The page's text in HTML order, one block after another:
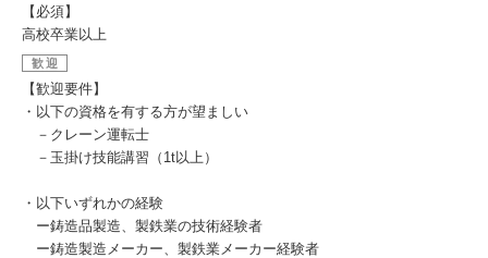
【必須】
高校卒業以上
歓迎
【歓迎要件】
・以下の資格を有する方が望ましい
－クレーン運転士
－玉掛け技能講習（1t以上）
・以下いずれかの経験
ー鋳造品製造、製鉄業の技術経験者
ー鋳造製造メーカー、製鉄業メーカー経験者